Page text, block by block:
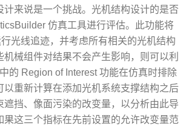
计来说是一个挑战。光机结构设计的是否
仿真工具进行评估。此功能将
光线追迹，并考虑所有相关的光机结构
机械组件对结果不会产生影响，则可以利
的 Region of Interest 功能在仿真时排除
以重新计算在添加光机系统支撑结构之后
遮挡、像面污染的改变量，以分析由此导
果这三个指标在先前设置的允许改变量范